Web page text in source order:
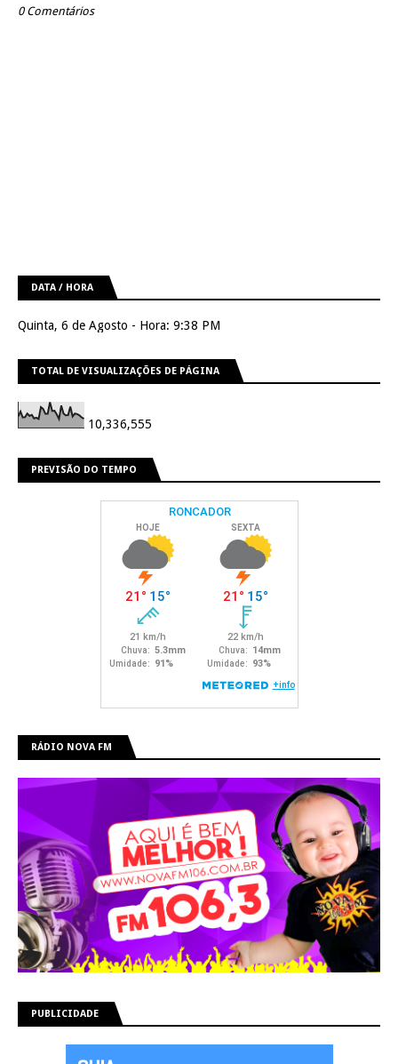
0 Comentários
DATA / HORA
Quinta, 6 de Agosto - Hora: 9:38 PM
TOTAL DE VISUALIZAÇÕES DE PÁGINA
10,336,555
PREVISÃO DO TEMPO
RÁDIO NOVA FM
PUBLICIDADE